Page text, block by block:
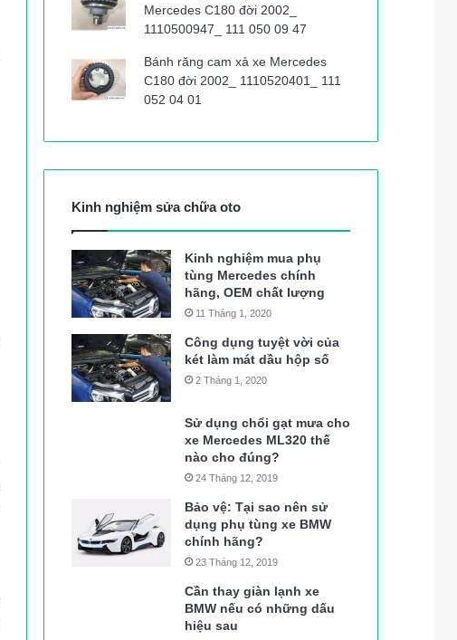
Mercedes C180 đời 2002_
1110500947_ 111 050 09 47
Bánh răng cam xả xe Mercedes
C180 đời 2002_ 1110520401_ 111
052 04 01
Kinh nghiệm sửa chữa oto
Kinh nghiệm mua phụ
tùng Mercedes chính
hãng, OEM chất lượng
11 Tháng 1, 2020
Công dụng tuyệt vời của
két làm mát dầu hộp số
2 Tháng 1, 2020
Sử dụng chổi gạt mưa cho
xe Mercedes ML320 thế
nào cho đúng?
24 Tháng 12, 2019
Bảo vệ: Tại sao nên sử
dụng phụ tùng xe BMW
chính hãng?
23 Tháng 12, 2019
Cần thay giàn lạnh xe
BMW nếu có những dấu
hiệu sau